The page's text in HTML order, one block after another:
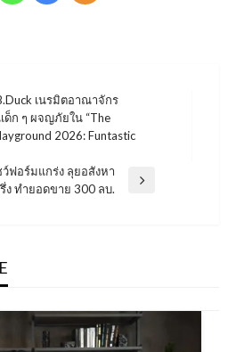
เนรมิตอาณาจักร
ก ๆ ผจญภัยใน “The
2026: Funtastic
ฟอร์มแกร่ง ลุยอสังหา
ง ทำยอดขาย 300 ลบ.